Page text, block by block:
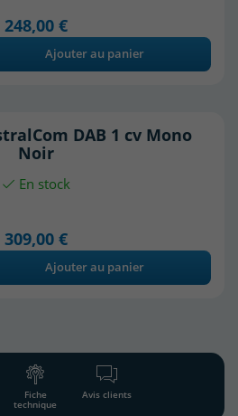
248,00 €
Ajouter au panier
DAB 1 cv Mono
Noir
En stock
309,00 €
Ajouter au panier
Fiche
technique
Avis clients